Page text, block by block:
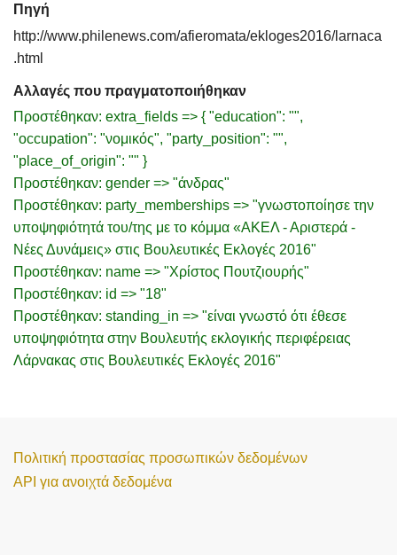
Πηγή
http://www.philenews.com/afieromata/ekloges2016/larnaca
.html
Αλλαγές που πραγματοποιήθηκαν
Προστέθηκαν: extra_fields => { "education": "",
"occupation": "νομικός", "party_position": "",
"place_of_origin": "" }
Προστέθηκαν: gender => "άνδρας"
Προστέθηκαν: party_memberships => "γνωστοποίησε την
υποψηφιότητά του/της με το κόμμα «ΑΚΕΛ - Αριστερά -
Νέες Δυνάμεις» στις Βουλευτικές Εκλογές 2016"
Προστέθηκαν: name => "Χρίστος Πουτζιουρής"
Προστέθηκαν: id => "18"
Προστέθηκαν: standing_in => "είναι γνωστό ότι έθεσε
υποψηφιότητα στην Βουλευτής εκλογικής περιφέρειας
Λάρνακας στις Βουλευτικές Εκλογές 2016"
Πολιτική προστασίας προσωπικών δεδομένων
API για ανοιχτά δεδομένα